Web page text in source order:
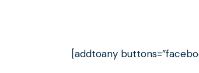
[addtoany